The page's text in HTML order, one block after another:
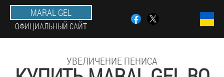
MARAL GEL
ОФИЦИАЛЬНЫЙ САЙТ
УВЕЛИЧЕНИЕ ПЕНИСА